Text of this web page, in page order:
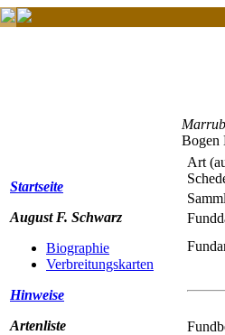
Startseite
August F. Schwarz
Biographie
Verbreitungskarten
Hinweise
Artenliste
Bogen
Art